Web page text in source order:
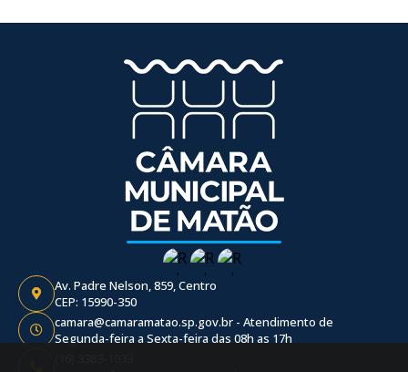
Av. Padre Nelson, 859, Centro
CEP: 15990-350
camara@camaramatao.sp.gov.br - Atendimento de
Segunda-feira a Sexta-feira das 08h as 17h